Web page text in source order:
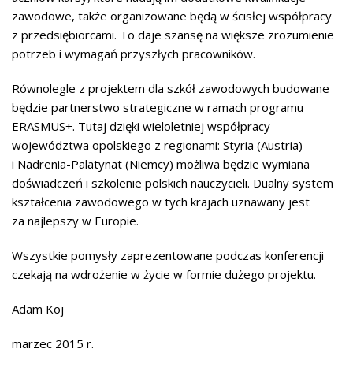
zawodowe, także organizowane będą w ścisłej współpracy
z przedsiębiorcami. To daje szansę na większe zrozumienie
potrzeb i wymagań przyszłych pracowników.
Równolegle z projektem dla szkół zawodowych budowane
będzie partnerstwo strategiczne w ramach programu
ERASMUS+. Tutaj dzięki wieloletniej współpracy
województwa opolskiego z regionami: Styria (Austria)
i Nadrenia-Palatynat (Niemcy) możliwa będzie wymiana
doświadczeń i szkolenie polskich nauczycieli. Dualny system
kształcenia zawodowego w tych krajach uznawany jest
za najlepszy w Europie.
Wszystkie pomysły zaprezentowane podczas konferencji
czekają na wdrożenie w życie w formie dużego projektu.
Adam Koj
marzec 2015 r.